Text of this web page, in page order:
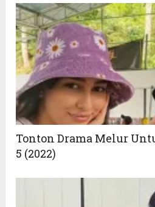
Tonton Drama Melur
5 (2022)